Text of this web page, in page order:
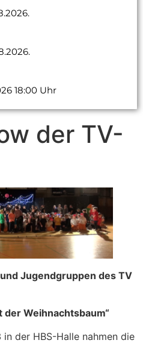
18:00 Uhr
der TV-
Jugendgruppen des TV
der Weihnachtsbaum“
der HBS-Halle nahmen die